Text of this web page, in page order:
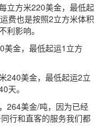
立方米220美金，最低起
费也是按照2立方米体积
利影响。
美金，最低起运1立方
240美金，最低起运2立
天。
264美金/吨，因为已经
行和直客的服务我们都